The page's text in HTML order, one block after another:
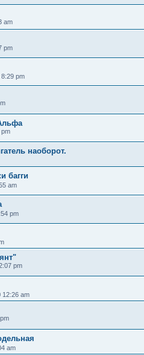
am
pm
pm
наоборот.
багги
am
pm
pm
12:26 am
am